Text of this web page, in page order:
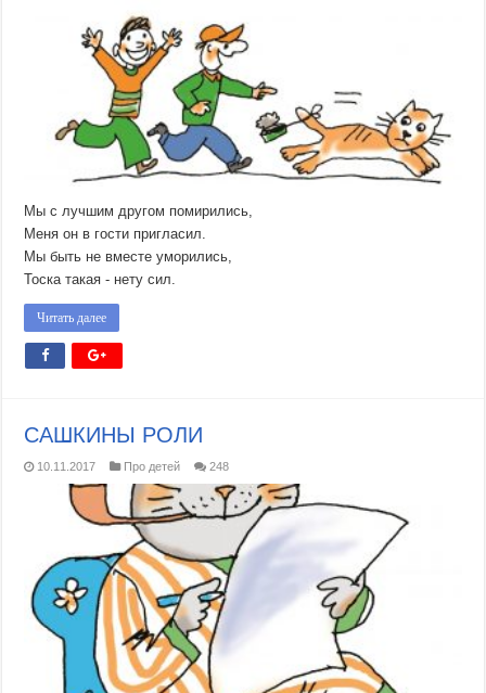
Мы с лучшим другом помирились,
Меня он в гости пригласил.
Мы быть не вместе уморились,
Тоска такая - нету сил.
Читать далее
CАШКИНЫ РОЛИ
10.11.2017 Про детей 248